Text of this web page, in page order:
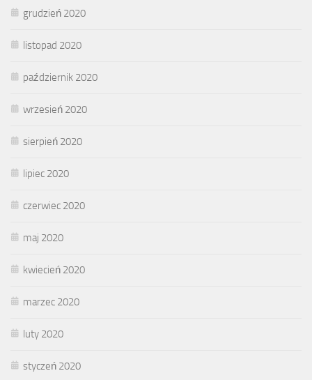
grudzień 2020
listopad 2020
październik 2020
wrzesień 2020
sierpień 2020
lipiec 2020
czerwiec 2020
maj 2020
kwiecień 2020
marzec 2020
luty 2020
styczeń 2020